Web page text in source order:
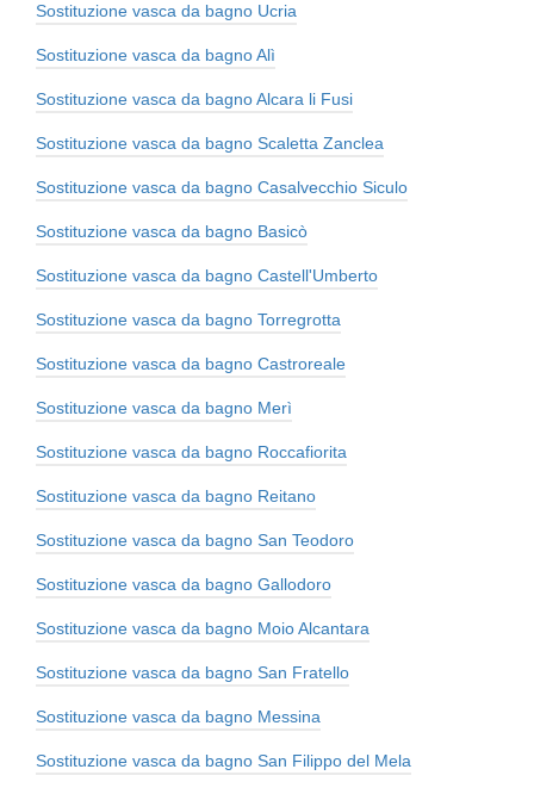
Sostituzione vasca da bagno Ucria
Sostituzione vasca da bagno Alì
Sostituzione vasca da bagno Alcara li Fusi
Sostituzione vasca da bagno Scaletta Zanclea
Sostituzione vasca da bagno Casalvecchio Siculo
Sostituzione vasca da bagno Basicò
Sostituzione vasca da bagno Castell'Umberto
Sostituzione vasca da bagno Torregrotta
Sostituzione vasca da bagno Castroreale
Sostituzione vasca da bagno Merì
Sostituzione vasca da bagno Roccafiorita
Sostituzione vasca da bagno Reitano
Sostituzione vasca da bagno San Teodoro
Sostituzione vasca da bagno Gallodoro
Sostituzione vasca da bagno Moio Alcantara
Sostituzione vasca da bagno San Fratello
Sostituzione vasca da bagno Messina
Sostituzione vasca da bagno San Filippo del Mela